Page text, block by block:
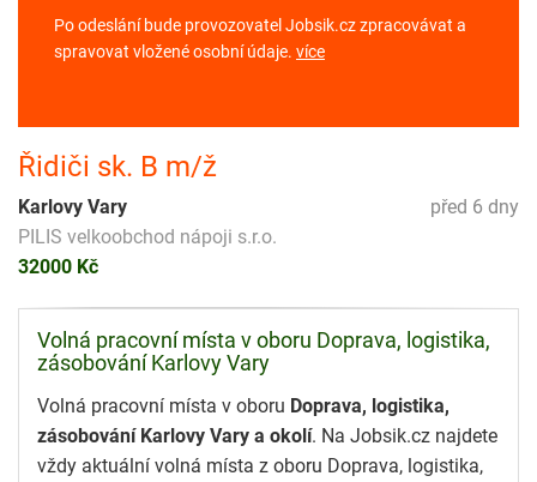
Po odeslání bude provozovatel Jobsik.cz zpracovávat a
spravovat vložené osobní údaje. více
Řidiči sk. B m/ž
před 6 dny
Karlovy Vary
PILIS velkoobchod nápoji s.r.o.
32000 Kč
Volná pracovní místa v oboru Doprava, logistika,
zásobování Karlovy Vary
Volná pracovní místa v oboru Doprava, logistika,
zásobování Karlovy Vary a okolí. Na Jobsik.cz najdete
vždy aktuální volná místa z oboru Doprava, logistika,